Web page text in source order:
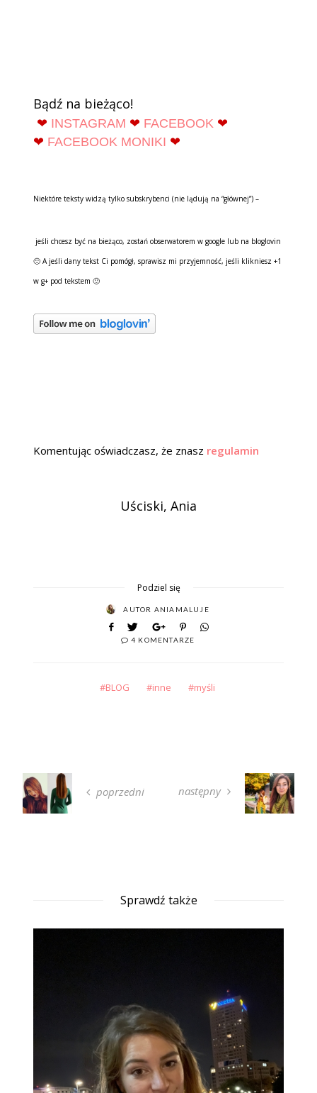
Bądź na bieżąco!
❤ INSTAGRAM ❤ FACEBOOK ❤
❤ FACEBOOK MONIKI ❤
Niektóre teksty widzą tylko subskrybenci (nie lądują na “głównej”) –
jeśli chcesz być na bieżąco, zostań obserwatorem w google lub na bloglovin
🙂 A jeśli dany tekst Ci pomógł, sprawisz mi przyjemność, jeśli klikniesz +1
w g+ pod tekstem 🙂
Komentując oświadczasz, że znasz regulamin
Uściski, Ania
Podziel się
AUTOR ANIAMALUJE
4 KOMENTARZE
BLOG inne myśli
poprzedni następny
Sprawdź także